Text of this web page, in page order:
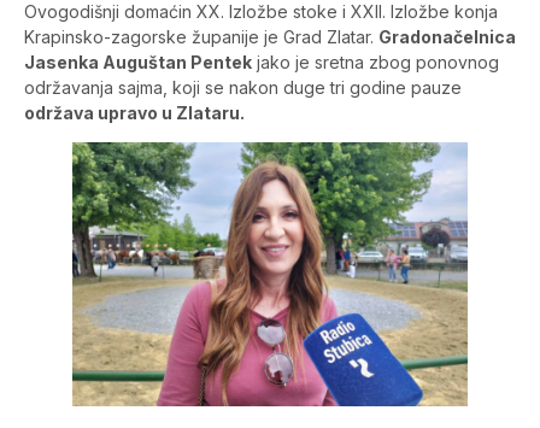
Ovogodišnji domaćin XX. Izložbe stoke i XXII. Izložbe konja
Krapinsko-zagorske županije je Grad Zlatar. Gradonačelnica
Jasenka Auguštan Pentek jako je sretna zbog ponovnog
održavanja sajma, koji se nakon duge tri godine pauze
održava upravo u Zlataru.